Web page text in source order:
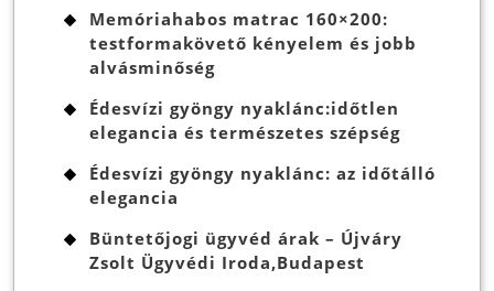
Memóriahabos matrac 160×200:
testformakövető kényelem és jobb
alvásminőség
Édesvízi gyöngy nyaklánc:időtlen
elegancia és természetes szépség
Édesvízi gyöngy nyaklánc: az időtálló
elegancia
Büntetőjogi ügyvéd árak – Újváry
Zsolt Ügyvédi Iroda,Budapest